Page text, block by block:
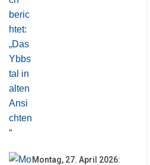
Montag, 27. April 2026: